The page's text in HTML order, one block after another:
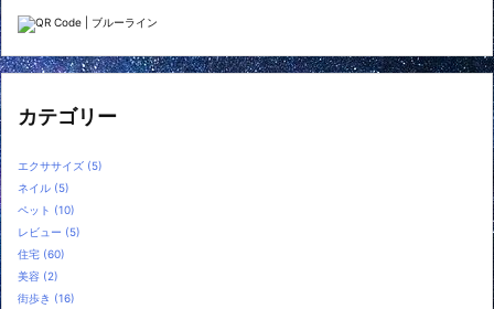
カテゴリー
エクササイズ (5)
ネイル (5)
ペット (10)
レビュー (5)
住宅 (60)
美容 (2)
街歩き (16)